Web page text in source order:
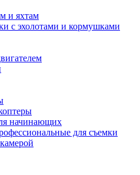
и яхтам
с эхолотами и кормушками
начинающих
для съемки